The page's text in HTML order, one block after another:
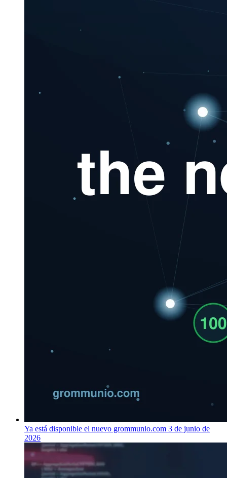
Ya está disponible el nuevo grommunio.com 3 de junio de
2026